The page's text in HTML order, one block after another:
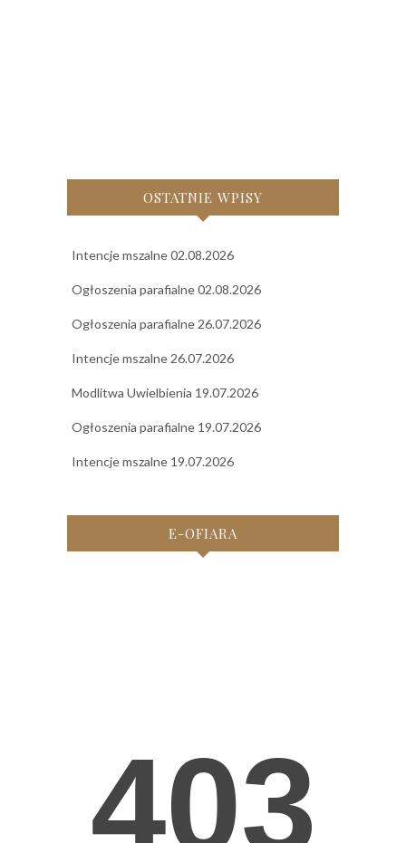
OSTATNIE WPISY
Intencje mszalne 02.08.2026
Ogłoszenia parafialne 02.08.2026
Ogłoszenia parafialne 26.07.2026
Intencje mszalne 26.07.2026
Modlitwa Uwielbienia 19.07.2026
Ogłoszenia parafialne 19.07.2026
Intencje mszalne 19.07.2026
E-OFIARA